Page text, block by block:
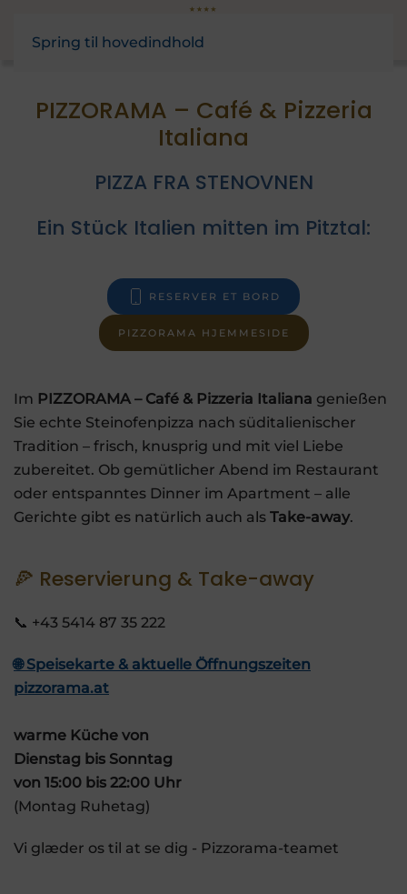
Spring til hovedindhold
PIZZORAMA – Café & Pizzeria
Italiana
PIZZA FRA STENOVNEN
Ein Stück Italien mitten im Pitztal:
RESERVER ET BORD
PIZZORAMA HJEMMESIDE
Im PIZZORAMA – Café & Pizzeria Italiana genießen
Sie echte Steinofenpizza nach süditalienischer
Tradition – frisch, knusprig und mit viel Liebe
zubereitet. Ob gemütlicher Abend im Restaurant
oder entspanntes Dinner im Apartment – alle
Gerichte gibt es natürlich auch als Take-away.
🍕 Reservierung & Take-away
📞 +43 5414 87 35 222
🌐 Speisekarte & aktuelle Öffnungszeiten
pizzorama.at
warme Küche von
Dienstag bis Sonntag
von 15:00 bis 22:00 Uhr
(Montag Ruhetag)
Vi glæder os til at se dig - Pizzorama-teamet